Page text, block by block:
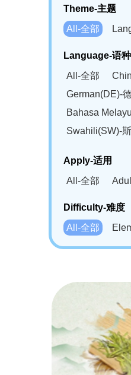
Theme-主题
All-全部
Language-语种
All-全部
German(DE)-
Bahasa
Swahili(SW)-
Apply-适用
All-全部
Difficulty-难度
All-全部